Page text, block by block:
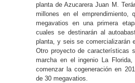
planta de Azucarera Juan M.
millones en el emprendimiento,
megavatios en una primera
cuales se destinarán al
planta, y seis se comercializarán
Otro proyecto de características
marcha en el ingenio La Florida,
comenzar la cogeneración en
de 30 megavatios.